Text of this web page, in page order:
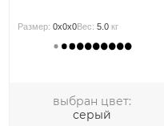
Размер:0x0x0Вес:5.0 кг
выбран цвет:
серый